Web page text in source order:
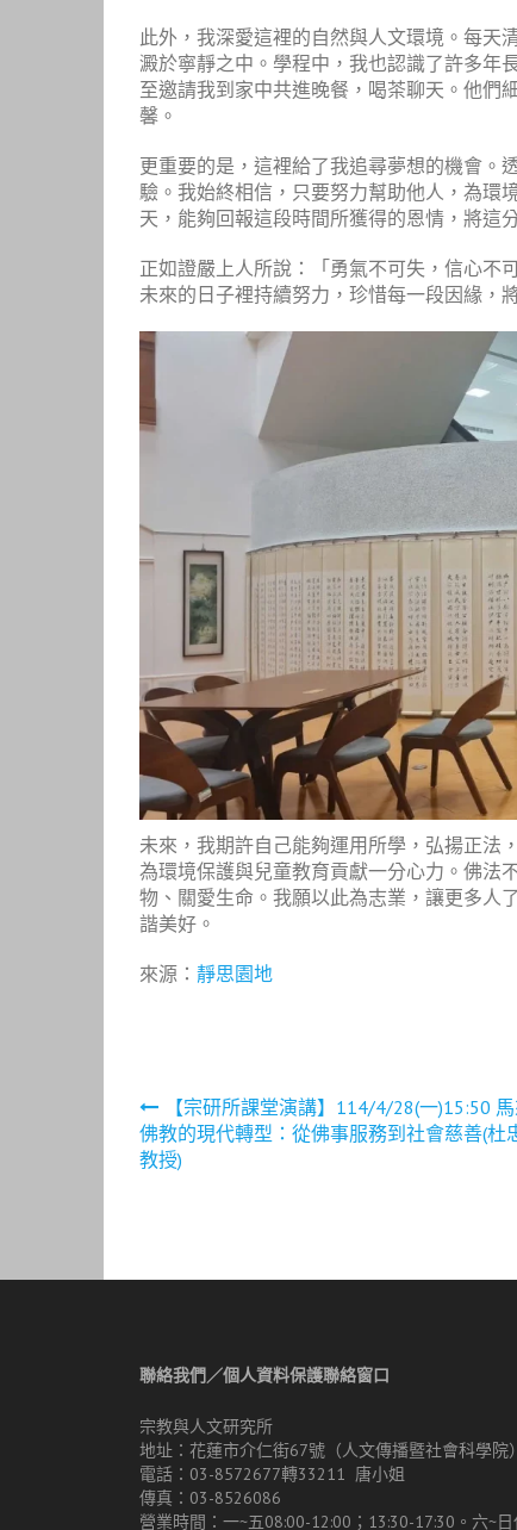
此外，我深愛這裡的自然與人文環境。每天
澱於寧靜之中。學程中，我也認識了許多年
至邀請我到家中共進晚餐，喝茶聊天。他們
馨。
更重要的是，這裡給了我追尋夢想的機會。
驗。我始終相信，只要努力幫助他人，為環
天，能夠回報這段時間所獲得的恩情，將這
正如證嚴上人所說：「勇氣不可失，信心不
未來的日子裡持續努力，珍惜每一段因緣，
未來，我期許自己能夠運用所學，弘揚正法
為環境保護與兒童教育貢獻一分心力。佛法
物、關愛生命。我願以此為志業，讓更多人
諧美好。
來源： 靜思園地
文
章
導
【宗研所課堂演講】114/4/28(一)15:50
佛教的現代轉型：從佛事服務到社會慈善(杜
教授)
聯絡我們／個人資料保護聯絡窗口
宗教與人文研究所
地址：花蓮市介仁街67號（人文傳播暨社會科學院）
電話：03-8572677轉33211 唐小姐
傳真：03-8526086
營業時間：一~五08:00-12:00；13:30-17:30。六~日